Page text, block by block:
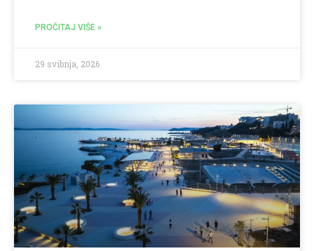
PROČITAJ VIŠE »
29 svibnja, 2026